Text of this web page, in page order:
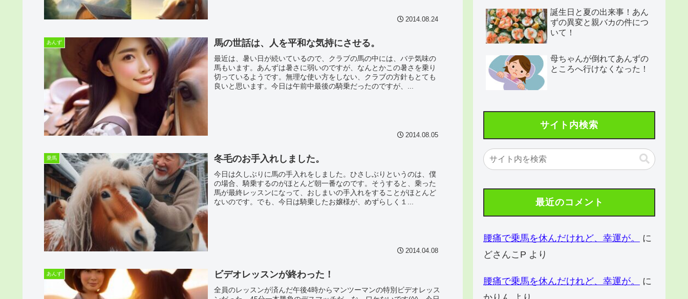
2014.08.24
あんず 馬の世話は、人を平和な気持にさせる。
最近は、暑い日が続いているので、クラブの馬の中には、バテ気味の
馬もいます。あんずは暑さに弱いのですが、なんとかこの暑さを乗り
切っているようです。無理な使い方をしない、クラブの方針もとても
良いと思います。今日は午前中最後の騎乗だったのですが、...
2014.08.05
乗馬 冬毛のお手入れしました。
今日は久しぶりに馬の手入れをしました。ひさしぶりというのは、僕
の場合、騎乗するのがほとんど朝一番なのです。そうすると、乗った
馬が最終レッスンになって、おしまいの手入れをすることがほとんど
ないのです。でも、今日は騎乗したお嬢様が、めずらしく１...
2014.04.08
あんず ビデオレッスンが終わった！
全員のレッスンが済んだ午後4時からマンツーマンの特別ビデオレッス
誕生日と夏の出来事！あん
ずの異変と親バカの件につ
いて！
母ちゃんが倒れてあんずの
ところへ行けなくなった！
サイト内検索
最近のコメント
腰痛で乗馬を休んだけれど、幸運が。
に
どさんこP より
腰痛で乗馬を休んだけれど、幸運が。
に